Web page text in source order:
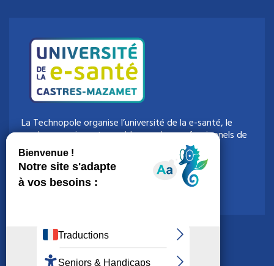
La Technopole organise l’université de la e-santé, le
rendez-vous incontournable pour les professionnels de
la e-santé.
> Accéder au site de l’évènement
> Accéder à la WebTV